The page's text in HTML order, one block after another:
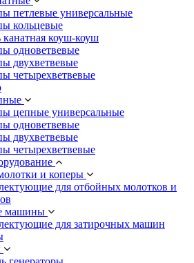
петлевые универсальные
кольцевые
канатная коуш-коуш
одноветвевые
двухветвевые
четырехветвевые
цепные универсальные
одноветвевые
двухветвевые
четырехветвевые
и коперы
для отбойных молотков и
машины
для затирочных машин